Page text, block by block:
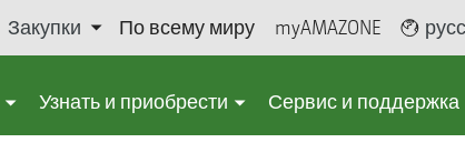
Закупки По всему миру myAMAZONE
Узнать и приобрести Сервис и поддержка